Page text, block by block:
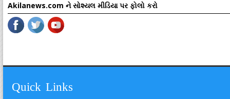
Akilanews.com ને સોશ્યલ મીડિયા પર ફોલો કરો
Quick Links